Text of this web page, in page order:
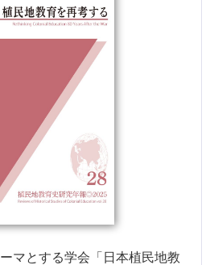
マとする学会「日本植民地教